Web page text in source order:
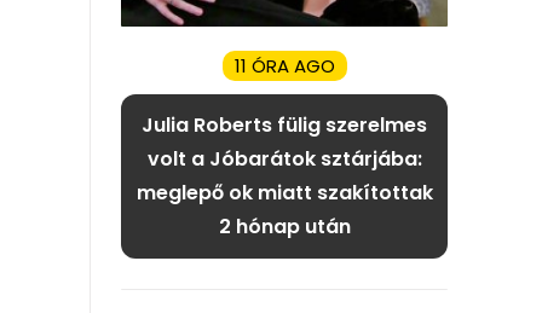
11 ÓRA AGO
Julia Roberts fülig szerelmes
volt a Jóbarátok sztárjába:
meglepő ok miatt szakítottak
2 hónap után